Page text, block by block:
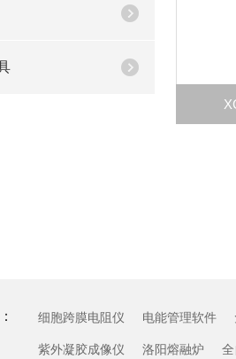
细胞跨膜电阻仪 电能管理软件
紫外凝胶成像仪 洛阳熔融炉